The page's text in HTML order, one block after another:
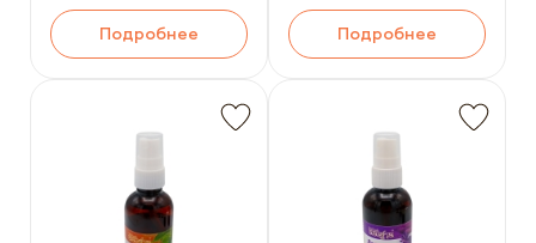
Подробнее Подробнее